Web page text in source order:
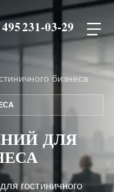
231-03-29
бизнеса
ДЛЯ
гостиничного